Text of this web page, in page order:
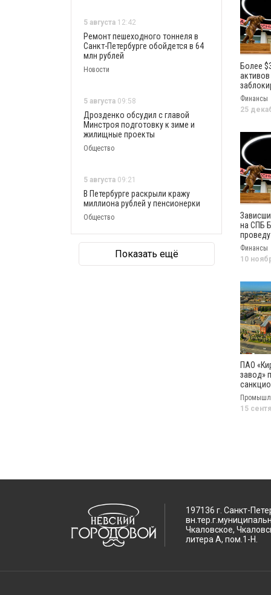
Более
активов
СПБ
Финансы
25
на СПБ
ноября
Финансы
10
ПАО
завод»
список
15
5 августа 12:42
Ремонт пешеходного тоннеля в
Санкт-Петербурге обойдется в 64
млн рублей
Новости
5 августа 09:58
Дрозденко обсудил с главой
Минстроя подготовку к зиме и
жилищные проекты
Общество
5 августа 09:21
В Петербурге раскрыли кражу
миллиона рублей у пенсионерки
Общество
Показать ещё
197136 г. Санкт-
Чкаловское,
литера А, пом.1-Н.